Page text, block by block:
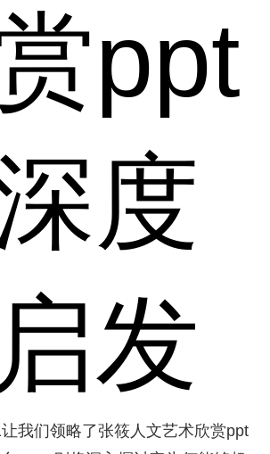
ppt
度
发
我们领略了张筱人文艺术欣赏ppt